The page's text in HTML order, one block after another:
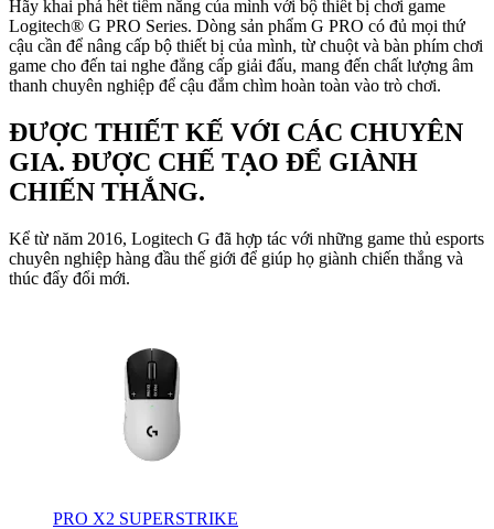
Hãy khai phá hết tiềm năng của mình với bộ thiết bị chơi game
Logitech® G PRO Series. Dòng sản phẩm G PRO có đủ mọi thứ
cậu cần để nâng cấp bộ thiết bị của mình, từ chuột và bàn phím chơi
game cho đến tai nghe đẳng cấp giải đấu, mang đến chất lượng âm
thanh chuyên nghiệp để cậu đắm chìm hoàn toàn vào trò chơi.
ĐƯỢC THIẾT KẾ VỚI CÁC CHUYÊN
GIA. ĐƯỢC CHẾ TẠO ĐỂ GIÀNH
CHIẾN THẮNG.
Kể từ năm 2016, Logitech G đã hợp tác với những game thủ esports
chuyên nghiệp hàng đầu thế giới để giúp họ giành chiến thắng và
thúc đẩy đổi mới.
PRO X2 SUPERSTRIKE